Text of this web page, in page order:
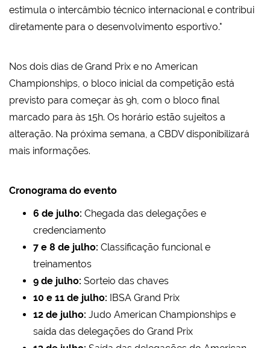
estimula o intercâmbio técnico internacional e contribui
diretamente para o desenvolvimento esportivo."
Nos dois dias de Grand Prix e no American
Championships, o bloco inicial da competição está
previsto para começar às 9h, com o bloco final
marcado para às 15h. Os horário estão sujeitos a
alteração. Na próxima semana, a CBDV disponibilizará
mais informações.
Cronograma do evento
6 de julho: Chegada das delegações e
credenciamento
7 e 8 de julho: Classificação funcional e
treinamentos
9 de julho: Sorteio das chaves
10 e 11 de julho: IBSA Grand Prix
12 de julho: Judo American Championships e
saída das delegações do Grand Prix